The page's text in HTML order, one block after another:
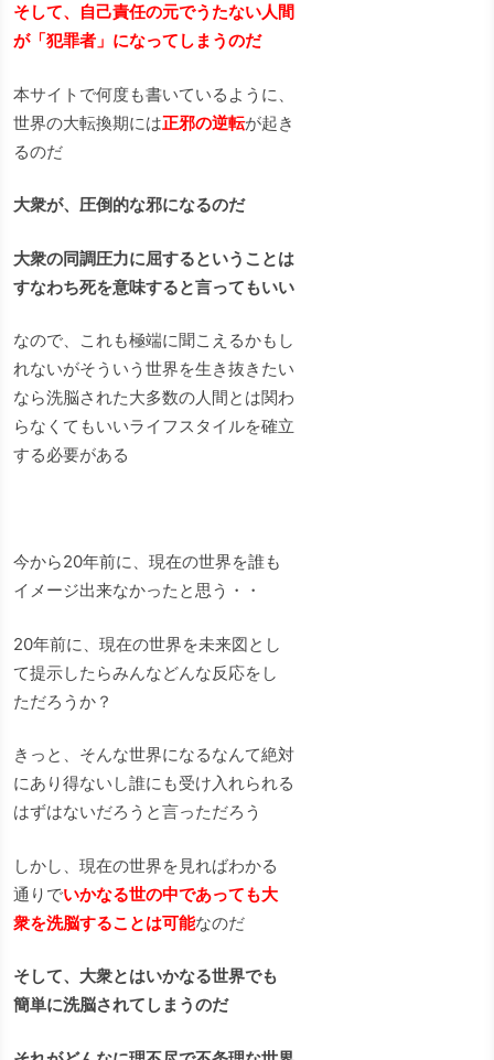
そして、自己責任の元でうたない人間
が「犯罪者」になってしまうのだ
本サイトで何度も書いているように、
世界の大転換期には正邪の逆転が起き
るのだ
大衆が、圧倒的な邪になるのだ
大衆の同調圧力に屈するということは
すなわち死を意味すると言ってもいい
なので、これも極端に聞こえるかもし
れないがそういう世界を生き抜きたい
なら洗脳された大多数の人間とは関わ
らなくてもいいライフスタイルを確立
する必要がある
今から20年前に、現在の世界を誰も
イメージ出来なかったと思う・・
20年前に、現在の世界を未来図とし
て提示したらみんなどんな反応をし
ただろうか？
きっと、そんな世界になるなんて絶対
にあり得ないし誰にも受け入れられる
はずはないだろうと言っただろう
しかし、現在の世界を見ればわかる
通りでいかなる世の中であっても大
衆を洗脳することは可能なのだ
そして、大衆とはいかなる世界でも
簡単に洗脳されてしまうのだ